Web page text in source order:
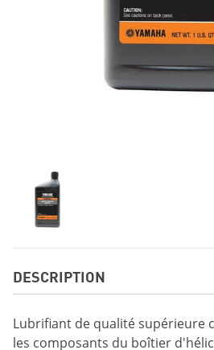
DESCRIPTION
Lubrifiant de qualité supérieure
les composants du boîtier